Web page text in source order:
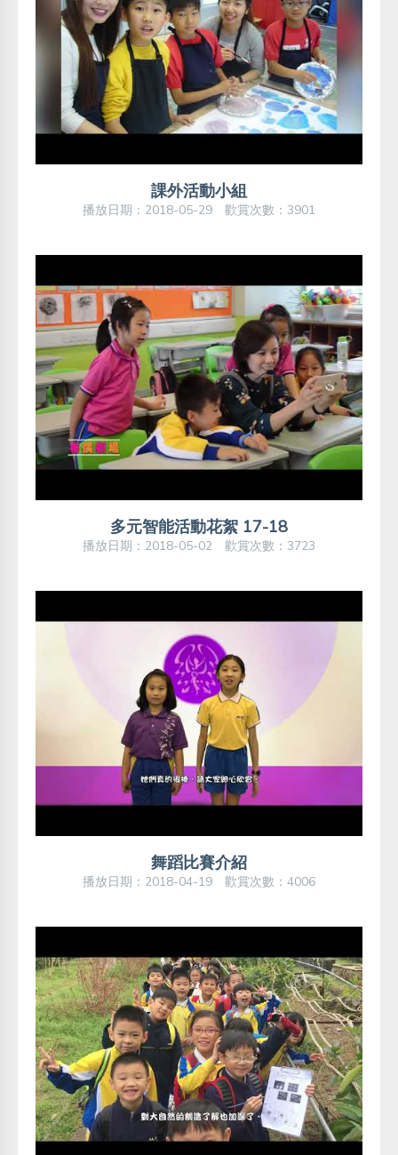
課外活動小組
播放日期：2018-05-29 歡賞次數：3901
多元智能活動花絮 17-18
播放日期：2018-05-02 歡賞次數：3723
舞蹈比賽介紹
播放日期：2018-04-19 歡賞次數：4006